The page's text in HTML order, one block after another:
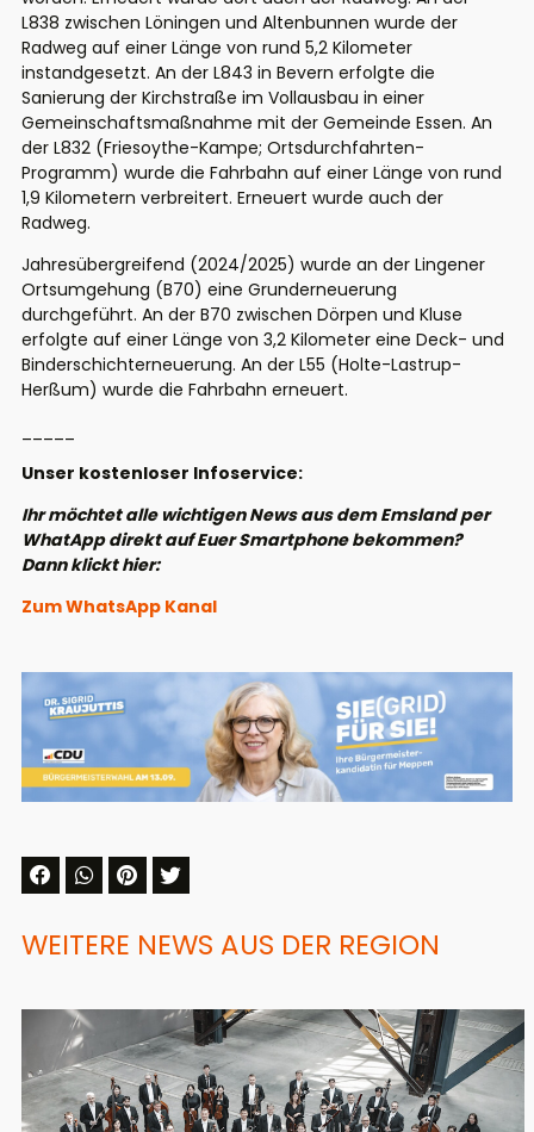
L838 zwischen Löningen und Altenbunnen wurde der
Radweg auf einer Länge von rund 5,2 Kilometer
instandgesetzt. An der L843 in Bevern erfolgte die
Sanierung der Kirchstraße im Vollausbau in einer
Gemeinschaftsmaßnahme mit der Gemeinde Essen. An
der L832 (Friesoythe-Kampe; Ortsdurchfahrten-
Programm) wurde die Fahrbahn auf einer Länge von rund
1,9 Kilometern verbreitert. Erneuert wurde auch der
Radweg.
Jahresübergreifend (2024/2025) wurde an der Lingener
Ortsumgehung (B70) eine Grunderneuerung
durchgeführt. An der B70 zwischen Dörpen und Kluse
erfolgte auf einer Länge von 3,2 Kilometer eine Deck- und
Binderschichterneuerung. An der L55 (Holte-Lastrup-
Herßum) wurde die Fahrbahn erneuert.
Unser kostenloser Infoservice:
Ihr möchtet alle wichtigen News aus dem Emsland per
WhatApp direkt auf Euer Smartphone bekommen?
Dann klickt hier:
Zum WhatsApp Kanal
WEITERE NEWS AUS DER REGION